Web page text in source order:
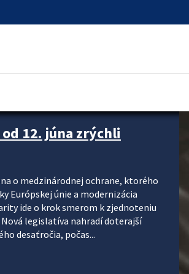
12. júna zrýchli
o medzinárodnej ochrane, ktorého
Európskej únie a modernizácia
ide o krok smerom k zjednoteniu
legislatíva nahradí doterajší
desaťročia, počas...